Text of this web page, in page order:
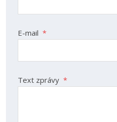
Handhabung der Maschine.
E-mail *
Text zprávy *